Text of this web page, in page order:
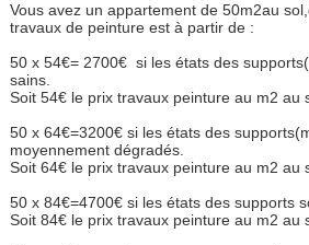
Vous avez un appartement de 50m2au
travaux de peinture est à partir de :
50 x 54€= 2700€ si les états des
sains.
Soit 54€ le prix travaux peinture au m2 au
50 x 64€=3200€ si les états des
moyennement dégradés.
Soit 64€ le prix travaux peinture au m2 au
50 x 84€=4700€ si les états des supports
Soit 84€ le prix travaux peinture au m2 au